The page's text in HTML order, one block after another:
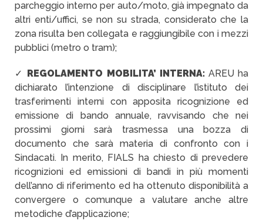
parcheggio interno per auto/moto, già impegnato da
altri enti/uffici, se non su strada, considerato che la
zona risulta ben collegata e raggiungibile con i mezzi
pubblici (metro o tram);
✓ REGOLAMENTO MOBILITA’ INTERNA: AREU ha
dichiarato l’intenzione di disciplinare l’istituto dei
trasferimenti interni con apposita ricognizione ed
emissione di bando annuale, ravvisando che nei
prossimi giorni sarà trasmessa una bozza di
documento che sarà materia di confronto con i
Sindacati. In merito, FIALS ha chiesto di prevedere
ricognizioni ed emissioni di bandi in più momenti
dell’anno di riferimento ed ha ottenuto disponibilità a
convergere o comunque a valutare anche altre
metodiche d’applicazione;